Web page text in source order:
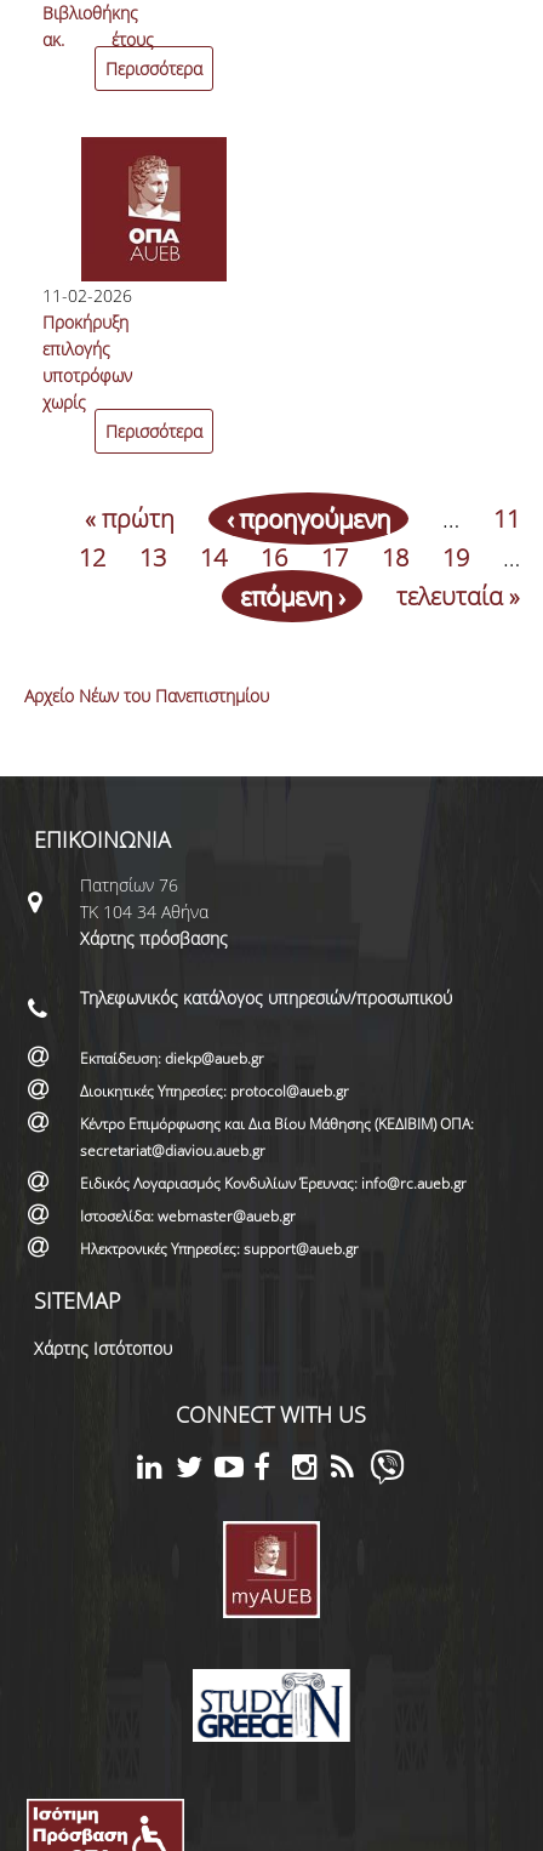
Βιβλιοθήκης
ακ. έτους
2025-2026 -Περισσότερα
11-02-2026
Προκήρυξη
επιλογής
υποτρόφων
χωρίς
διαγωνισμό,
για σπουδές
(μεταπτυχιακές)
και Τρίτου
έτους 2025-
κληροδοτήματος
Τριανταφυλλίδη,
που υπάγεται
στην άμεση
διαχείριση του
Υπουργείου
Οικονομίας &
Οικονομικών»
Περισσότερα
« πρώτη ‹ προηγούμενη …
11
12
13 14 16 17 18 19
…
επόμενη ›
τελευταία »
Αρχείο Νέων του Πανεπιστημίου
ΕΠΙΚΟΙΝΩΝΙΑ
Πατησίων 76
ΤΚ 104 34 Αθήνα
Χάρτης πρόσβασης
Τηλεφωνικός κατάλογος υπηρεσιών/προσωπικού
Εκπαίδευση: diekp@aueb.gr
Διοικητικές Υπηρεσίες: protocol@aueb.gr
Κέντρο Επιμόρφωσης και Δια Βίου Μάθησης (ΚΕΔΙΒΙΜ) ΟΠΑ:
secretariat@diaviou.aueb.gr
Ειδικός Λογαριασμός Κονδυλίων Έρευνας: info@rc.aueb.gr
Ιστοσελίδα: webmaster@aueb.gr
Ηλεκτρονικές Υπηρεσίες: support@aueb.gr
SITEMAP
Χάρτης Ιστότοπου
CONNECT WITH US